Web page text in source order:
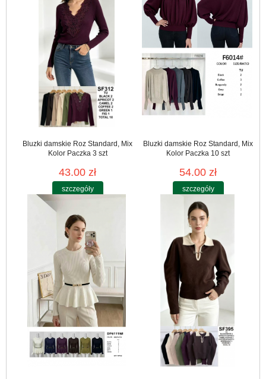
Bluzki damskie Roz Standard, Mix
Kolor Paczka 3 szt
43.00 zł
szczegóły
Bluzki damskie Roz Standard, Mix
Kolor Paczka 10 szt
54.00 zł
szczegóły